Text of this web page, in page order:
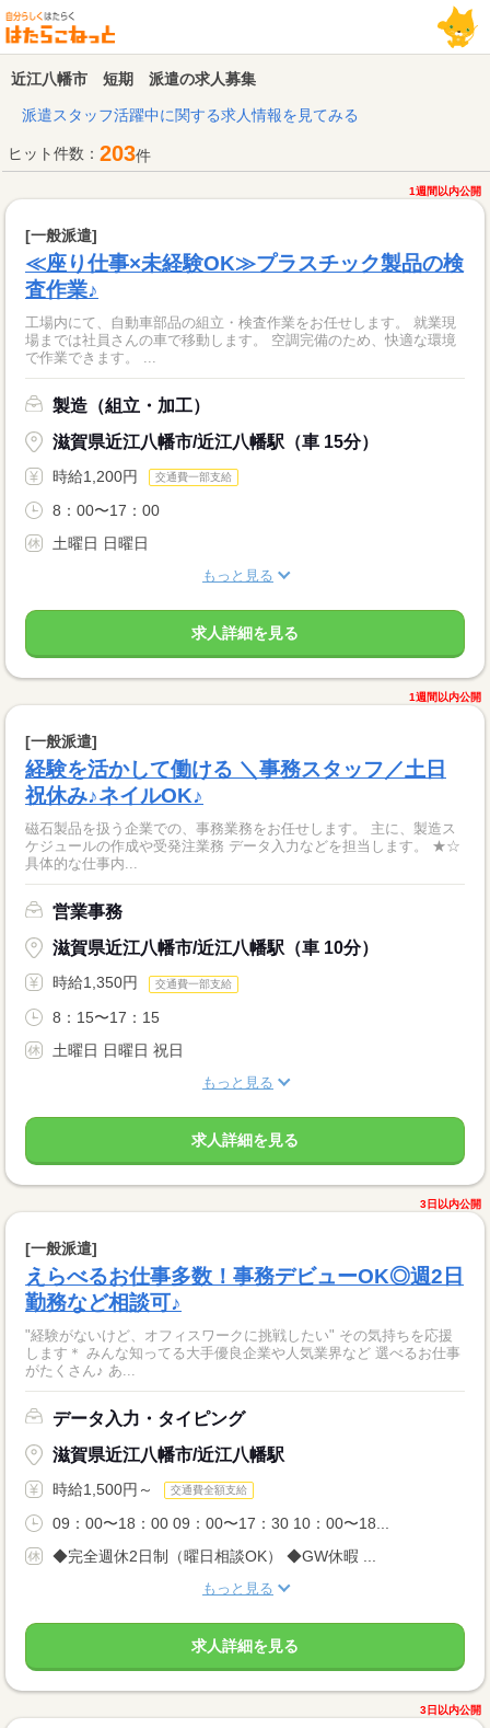
近江八幡市 短期 派遣の求人募集
派遣スタッフ活躍中に関する求人情報を見てみる
ヒット件数： 203件
1週間以内公開
[一般派遣]
≪座り仕事×未経験OK≫プラスチック製品の検
査作業♪
工場内にて、自動車部品の組立・検査作業をお任せします。 就業現
場までは社員さんの車で移動します。 空調完備のため、快適な環境
で作業できます。 ...
製造（組立・加工）
滋賀県近江八幡市/近江八幡駅（車 15分）
時給1,200円 交通費一部支給
8：00〜17：00
土曜日 日曜日
もっと見る
求人詳細を見る
1週間以内公開
[一般派遣]
経験を活かして働ける ＼事務スタッフ／土日
祝休み♪ネイルOK♪
磁石製品を扱う企業での、事務業務をお任せします。 主に、製造ス
ケジュールの作成や受発注業務 データ入力などを担当します。 ★☆
具体的な仕事内...
営業事務
滋賀県近江八幡市/近江八幡駅（車 10分）
時給1,350円 交通費一部支給
8：15〜17：15
土曜日 日曜日 祝日
もっと見る
求人詳細を見る
3日以内公開
[一般派遣]
えらべるお仕事多数！事務デビューOK◎週2日
勤務など相談可♪
"経験がないけど、オフィスワークに挑戦したい" その気持ちを応援
します＊ みんな知ってる大手優良企業や人気業界など 選べるお仕事
がたくさん♪ あ...
データ入力・タイピング
滋賀県近江八幡市/近江八幡駅
時給1,500円～ 交通費全額支給
09：00〜18：00 09：00〜17：30 10：00〜18...
◆完全週休2日制（曜日相談OK） ◆GW休暇 ...
もっと見る
求人詳細を見る
3日以内公開